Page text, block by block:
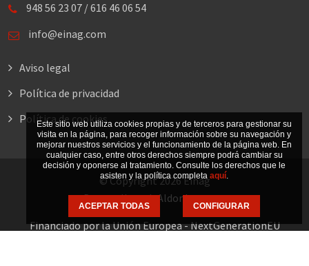
948 56 23 07 /616 46 06 54
info@einag.com
Aviso legal
Política de privacidad
Política de cookies
© Copyright 2026 Einag
Desarrollo webAldor Internet
Financiado por la Unión Europea - NextGenerationEU
Este sitio web utiliza cookies propias y de terceros para gestionar su
visita en la página, para recoger información sobre su navegación y
mejorar nuestros servicios y el funcionamiento de la página web. En
cualquier caso, entre otros derechos siempre podrá cambiar su
decisión y oponerse al tratamiento. Consulte los derechos que le
asisten y la política completa aquí.
ACEPTAR TODAS CONFIGURAR